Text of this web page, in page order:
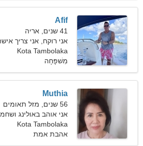
Afif
41 שנים, אריה
אני רוקח, אני צריך
מהממת
Kota Tambolaka
מִשׁפָּחָה
Muthia
56 שנים, מזל תאומים
אני אוהב באולינג
Kota Tambolaka
אהבת אמת